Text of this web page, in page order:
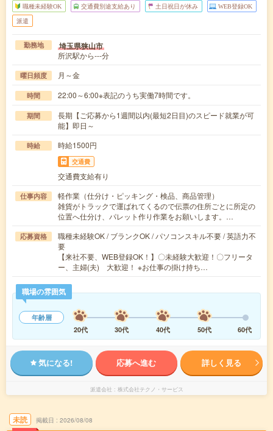
職種未経験OK 交通費別途支給あり 土日祝日が休み WEB登録OK
派遣
勤務地 埼玉県狭山市
所沢駅から---分
曜日頻度 月～金
時間 22:00～6:00※表記のうち実働7時間です。
期間
長期【ご応募から1週間以内(最短2日目)のスピード就業が可
能】即日～
時給 時給1500円
交通費
交通費支給有り
仕事内容
軽作業（仕分け・ピッキング・検品、商品管理）
雑貨がトラックで運ばれてくるので伝票の住所ごとに所定の
位置へ仕分け、パレット作り作業をお願いします。…
応募資格
職種未経験OK / ブランクOK / パソコンスキル不要 / 英語力不
要
【来社不要、WEB登録OK！】〇未経験大歓迎！〇フリータ
ー、主婦(夫) 大歓迎！ ※お仕事の掛け持ち…
職場の雰囲気
年齢層
20代
30代 40代 50代 60代
気になる! 応募へ進む 詳しく見る
派遣会社 株式会社テクノ・サービス
未読 掲載日 2026/08/08